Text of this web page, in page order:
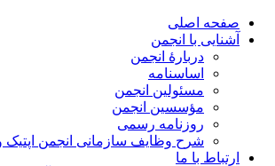
صفحه اصلی
آشنایی با انجمن
دربارۀ انجمن
اساسنامه
مسئولین انجمن
مؤسسین انجمن
روزنامه رسمی
شرح وظایف سازمانی انجمن اپتیک
ارتباط با ما